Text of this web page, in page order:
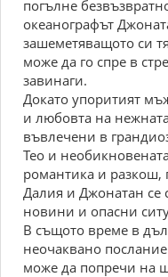
погълне
океанографът
зашеметяващото си
може да го спре в
завинаги.
Докато упоритият
и любовта на
въвлечени в
Тео и
романтика и разкош,
Далия и Джонатан се
новини и опасни
В същото време в
неочаквано
може да попречи на